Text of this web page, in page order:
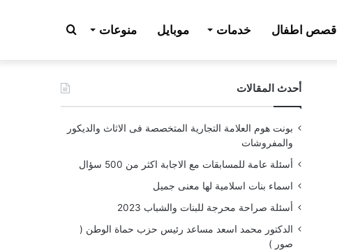
قصص اطفال خدمات موبايل منوعات بحث
عن أحدث المقالات
بونت هوم العلامة التجارية المتخصصة فى الاثاث والديكور
والمفروشات
أسئلة عامة للمسابقات مع الاجابة اكثر من 500 سؤال
اسماء بنات اسلامية لها معنى جميل
أسئلة صراحة محرجة للبنات والشباب 2023
الدكتور محمد اسعد مساعد رئيس حزب حماة الوطن (
صور )